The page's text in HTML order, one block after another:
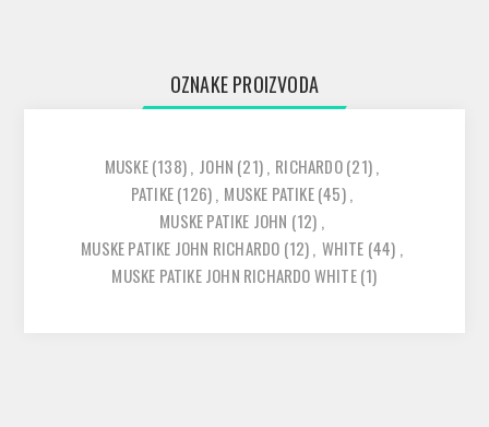
OZNAKE PROIZVODA
MUSKE(138), JOHN (21), RICHARDO(21),
PATIKE(126), MUSKE PATIKE(45),
MUSKE PATIKE JOHN (12) ,
MUSKE PATIKE JOHN RICHARDO (12), WHITE (44) ,
MUSKE PATIKE JOHN RICHARDO WHITE(1)